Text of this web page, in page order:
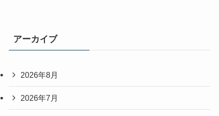
アーカイブ
2026年8月
2026年7月